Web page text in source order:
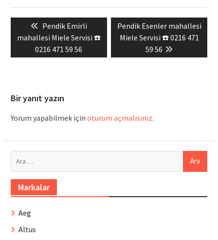
gezinmesiPrevious
post:
Pendik Emirli
mahallesi Miele Servisi ☎️
0216 471 59 56
Next
post:
Pendik Esenler mahallesi
Miele Servisi ☎️ 0216 471
59 56
Bir yanıt yazın
Yorum yapabilmek için oturum açmalısınız.
Markalar
Aeg
Altus